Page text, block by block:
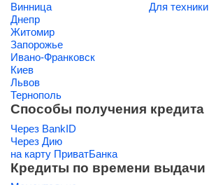
Винница
Днепр
Житомир
Запорожье
Ивано-Франковск
Киев
Львов
Тернополь
Для техники
Способы получения кредита
Через BankID
Через Дию
на карту ПриватБанка
Кредиты по времени выдачи